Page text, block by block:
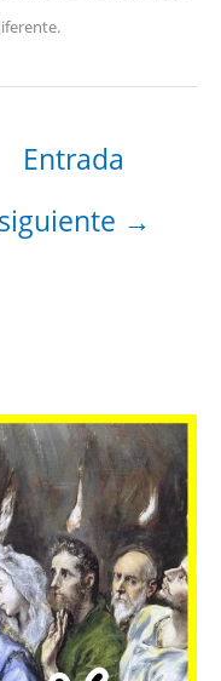
Entrada
siguiente →